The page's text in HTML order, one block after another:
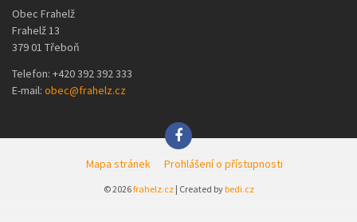
Obec Frahelž
Frahelž 13
379 01 Třeboň
Telefon: +420 392 392 333
E-mail: obec@frahelz.cz
Mapa stránek Prohlášení o přístupnosti
© 2026frahelz.cz| Created bybedi.cz